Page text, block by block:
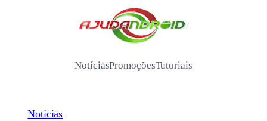
/
NotíciasPromoçõesTutoriais
Notícias